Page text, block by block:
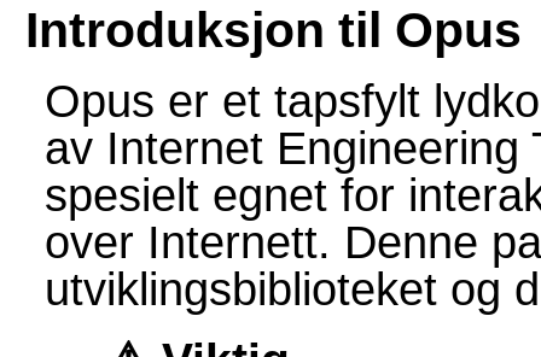
Introduksjon til Opus
Opus er et tapsfylt
av Internet Engineering
spesielt egnet for
over Internett. Denne
utviklingsbiblioteket og